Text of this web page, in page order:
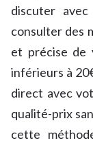
discuter
consulter des
et précise de
inférieurs à
direct avec
qualité-prix
cette